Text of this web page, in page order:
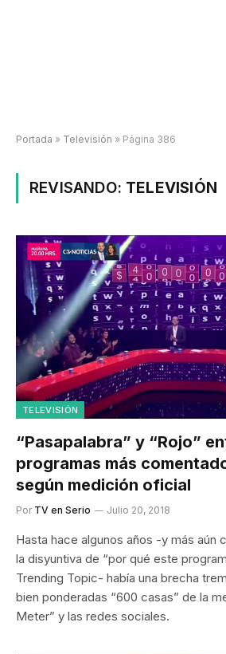
Portada » Televisión » Página 386
REVISANDO: TELEVISIÓN
TELEVISIÓN
“Pasapalabra” y “Rojo”
programas más
según medición oficial
Por TV en Serio Julio 20, 2018
Hasta hace algunos años -y más aún
la disyuntiva de “por qué este
Trending Topic- había una brecha
bien ponderadas “600 casas” de la
Meter” y las redes sociales.